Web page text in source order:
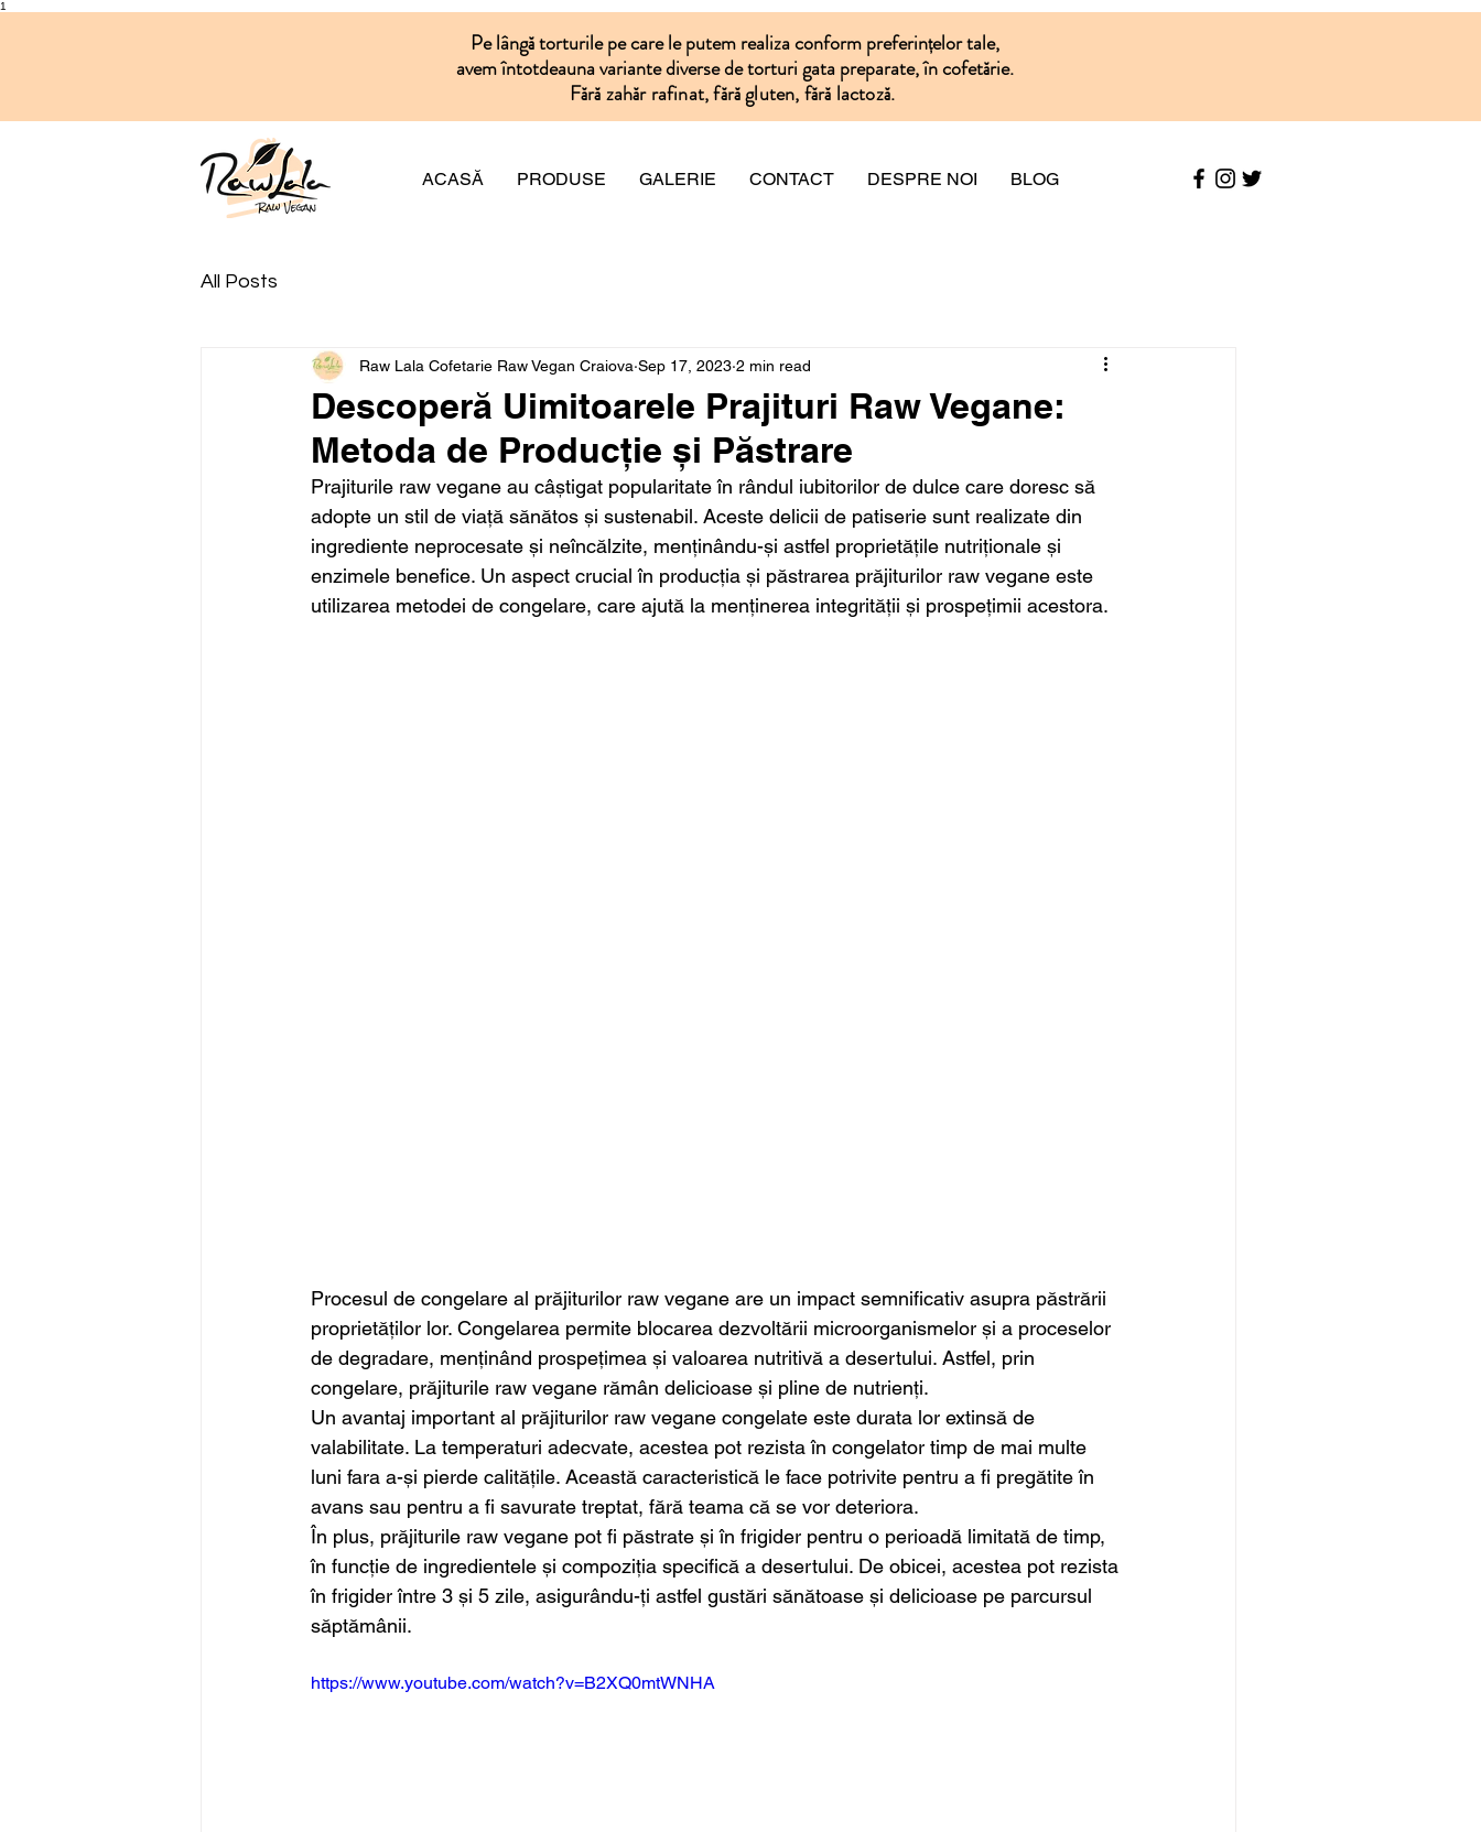
1
Pe lângă torturile pe care le putem realiza conform preferințelor tale,
avem întotdeauna variante diverse de torturi gata preparate, în cofetărie.
Fără zahăr rafinat, fără gluten, fără lactoză.
ACASĂ PRODUSE GALERIE CONTACT DESPRE NOI BLOG
All Posts
Descoperă Uimitoarele Prajituri Raw Vegane:
Metoda de Producție și Păstrare
Raw Lala Cofetarie Raw Vegan Craiova Sep 17, 2023 2 min read
Prajiturile raw vegane au câștigat popularitate în rândul iubitorilor de dulce care doresc să
adopte un stil de viață sănătos și sustenabil. Aceste delicii de patiserie sunt realizate din
ingrediente neprocesate și neîncălzite, menținându-și astfel proprietățile nutriționale și
enzimele benefice. Un aspect crucial în producția și păstrarea prăjiturilor raw vegane este
utilizarea metodei de congelare, care ajută la menținerea integrității și prospețimii acestora.
Procesul de congelare al prăjiturilor raw vegane are un impact semnificativ asupra păstrării
proprietăților lor. Congelarea permite blocarea dezvoltării microorganismelor și a proceselor
de degradare, menținând prospețimea și valoarea nutritivă a desertului. Astfel, prin
congelare, prăjiturile raw vegane rămân delicioase și pline de nutrienți.
Un avantaj important al prăjiturilor raw vegane congelate este durata lor extinsă de
valabilitate. La temperaturi adecvate, acestea pot rezista în congelator timp de mai multe
luni fara a-și pierde calitățile. Această caracteristică le face potrivite pentru a fi pregătite în
avans sau pentru a fi savurate treptat, fără teama că se vor deteriora.
În plus, prăjiturile raw vegane pot fi păstrate și în frigider pentru o perioadă limitată de timp,
în funcție de ingredientele și compoziția specifică a desertului. De obicei, acestea pot rezista
în frigider între 3 și 5 zile, asigurându-ți astfel gustări sănătoase și delicioase pe parcursul
săptămânii.
https://www.youtube.com/watch?v=B2XQ0mtWNHA